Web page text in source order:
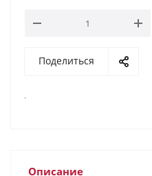
Поделиться
.
Описание